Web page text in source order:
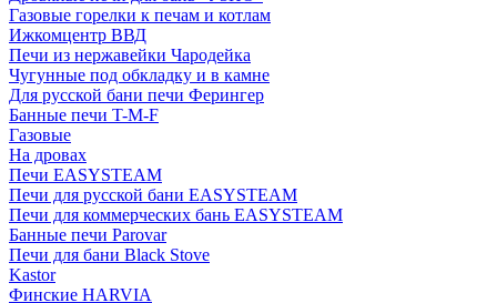
Газовые горелки к печам и котлам
Ижкомцентр ВВД
Печи из нержавейки Чародейка
Чугунные под обкладку и в камне
Для русской бани печи Ферингер
Банные печи T-M-F
Газовые
На дровах
Печи EASYSTEAM
Печи для русской бани EASYSTEAM
Печи для коммерческих бань EASYSTEAM
Банные печи Parovar
Печи для бани Black Stove
Kastor
Финские HARVIA